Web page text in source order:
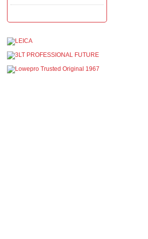
Manfrotto, National
продукции Manfrotto, National
гарантиров...
Подробнее →